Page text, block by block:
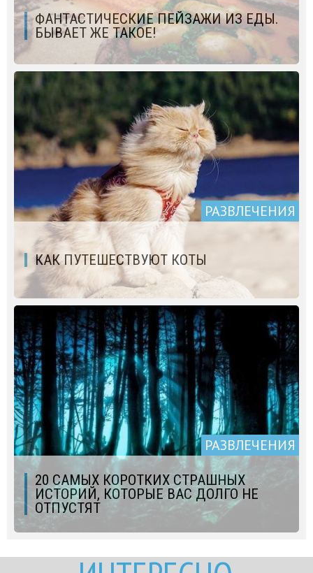
ФАНТАСТИЧЕСКИЕ ПЕЙЗАЖИ ИЗ ЕДЫ.
БЫВАЕТ ЖЕ ТАКОЕ!
РАЗВЛЕЧЕНИЯ
КАК ПУТЕШЕСТВУЮТ КОТЫ
РАЗВЛЕЧЕНИЯ
20 САМЫХ КОРОТКИХ СТРАШНЫХ
ИСТОРИЙ, КОТОРЫЕ ВАС ДОЛГО НЕ
ОТПУСТЯТ